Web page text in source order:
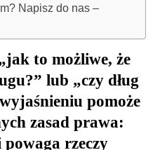
Napisz do nas –
to możliwe, że
lub „czy dług
pomoże
zasad prawa:
rzeczy